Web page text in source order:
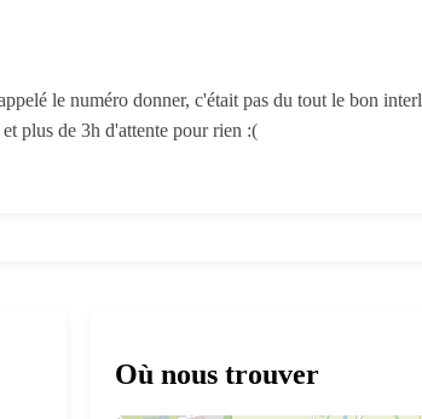
le numéro donner, c'était pas du tout le bon
plus de 3h d'attente pour rien :(
Où nous trouver